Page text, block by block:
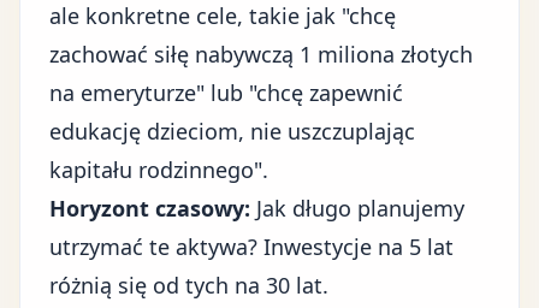
ale konkretne cele, takie jak "chcę
zachować siłę nabywczą 1 miliona złotych
na emeryturze" lub "chcę zapewnić
edukację dzieciom, nie uszczuplając
kapitału rodzinnego".
Horyzont czasowy: Jak długo planujemy
utrzymać te aktywa? Inwestycje na 5 lat
różnią się od tych na 30 lat.